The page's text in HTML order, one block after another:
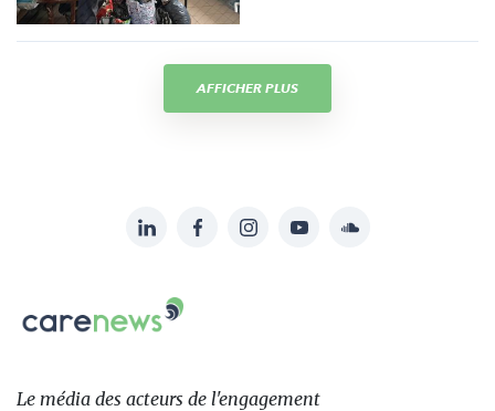
AFFICHER PLUS
sur:
LinkedInFacebookInstagramYouTubeSoundcloud
Le
des
Le média des acteurs de l'engagement